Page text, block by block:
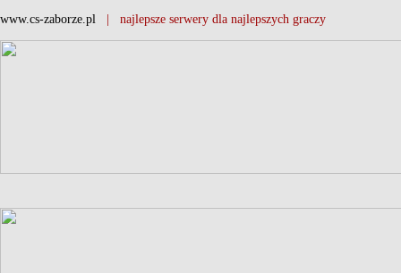
www.cs-zaborze.pl | najlepsze serwery dla najlepszych graczy